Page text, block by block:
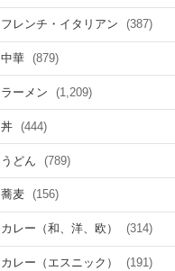
フレンチ・イタリアン (387)
中華 (879)
ラーメン (1,209)
丼 (444)
うどん (789)
蕎麦 (156)
カレー（和、洋、欧） (314)
カレー（エスニック） (191)